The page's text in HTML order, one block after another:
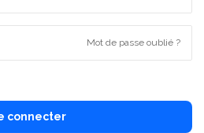
Mot de passe oublié ?
connecter